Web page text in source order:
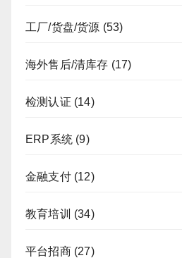
工厂/货盘/货源 (53)
海外售后/清库存 (17)
检测认证 (14)
ERP系统 (9)
金融支付(12)
教育培训 (34)
平台招商(27)